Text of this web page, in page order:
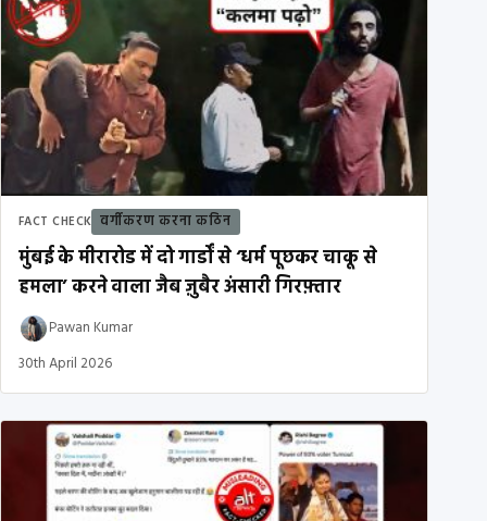
FACT CHECK वर्गीकरण करना कठिन
मुंबई के मीरारोड में दो गार्डों से ‘धर्म पूछकर चाकू से
हमला’ करने वाला जैब ज़ुबैर अंसारी गिरफ़्तार
Pawan Kumar
30th April 2026